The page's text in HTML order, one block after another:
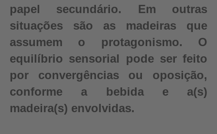
papel secundário. Em outras
situações são as madeiras que
assumem o protagonismo. O
equilíbrio sensorial pode ser feito
por convergências ou oposição,
conforme a bebida e a(s)
madeira(s) envolvidas.